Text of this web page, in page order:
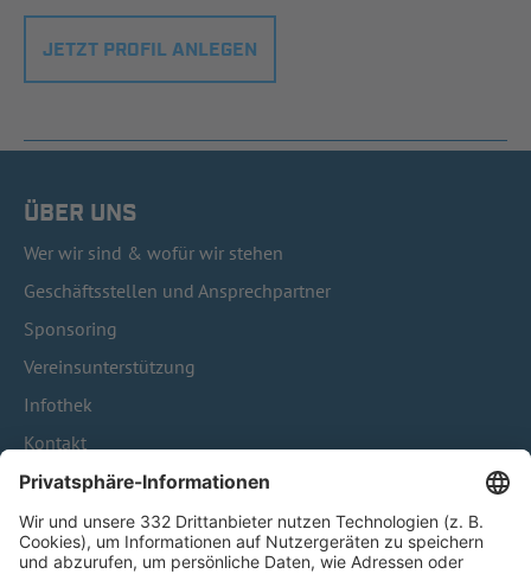
JETZT PROFIL ANLEGEN
ÜBER UNS
Wer wir sind & wofür wir stehen
Geschäftsstellen und Ansprechpartner
Sponsoring
Vereinsunterstützung
Infothek
Kontakt
HÄUFIG BESUCHTE SEITEN
Pässe und Vereinswechsel